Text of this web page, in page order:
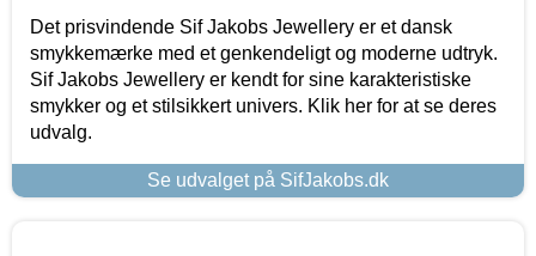
Det prisvindende Sif Jakobs Jewellery er et dansk
smykkemærke med et genkendeligt og moderne udtryk.
Sif Jakobs Jewellery er kendt for sine karakteristiske
smykker og et stilsikkert univers. Klik her for at se deres
udvalg.
Se udvalget på SifJakobs.dk